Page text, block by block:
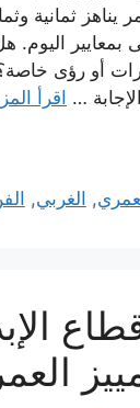
ثمانية
حتى بمعايير
أو رؤى
… اقرأ
, الغربي,